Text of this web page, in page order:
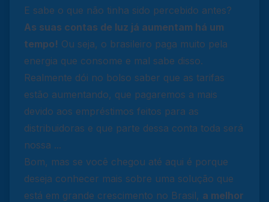
E sabe o que não tinha sido percebido antes?
As suas contas de luz já aumentam há um
tempo! Ou seja, o brasileiro paga muito pela
energia que consome e mal sabe disso.
Realmente dói no bolso saber que as tarifas
estão aumentando, que pagaremos a mais
devido aos empréstimos feitos para as
distribuidoras e que parte dessa conta toda será
nossa ...
Bom, mas se você chegou até aqui é porque
deseja conhecer mais sobre uma solução que
está em grande crescimento no Brasil, a melhor